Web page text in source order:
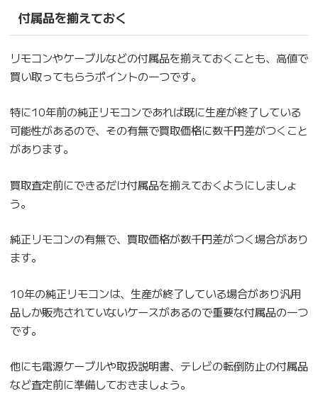
付属品を揃えておく
リモコンやケーブルなどの付属品を揃えておくことも、高値で
買い取ってもらうポイントの一つです。
特に10年前の純正リモコンであれば既に生産が終了している
可能性があるので、その有無で買取価格に数千円差がつくこと
があります。
買取査定前にできるだけ付属品を揃えておくようにしましょ
う。
純正リモコンの有無で、買取価格が数千円差がつく場合があり
ます。
10年の純正リモコンは、生産が終了している場合があり汎用
品しか販売されていないケースがあるので重要な付属品の一つ
です。
他にも電源ケーブルや取扱説明書、テレビの転倒防止の付属品
など査定前に準備しておきましょう。